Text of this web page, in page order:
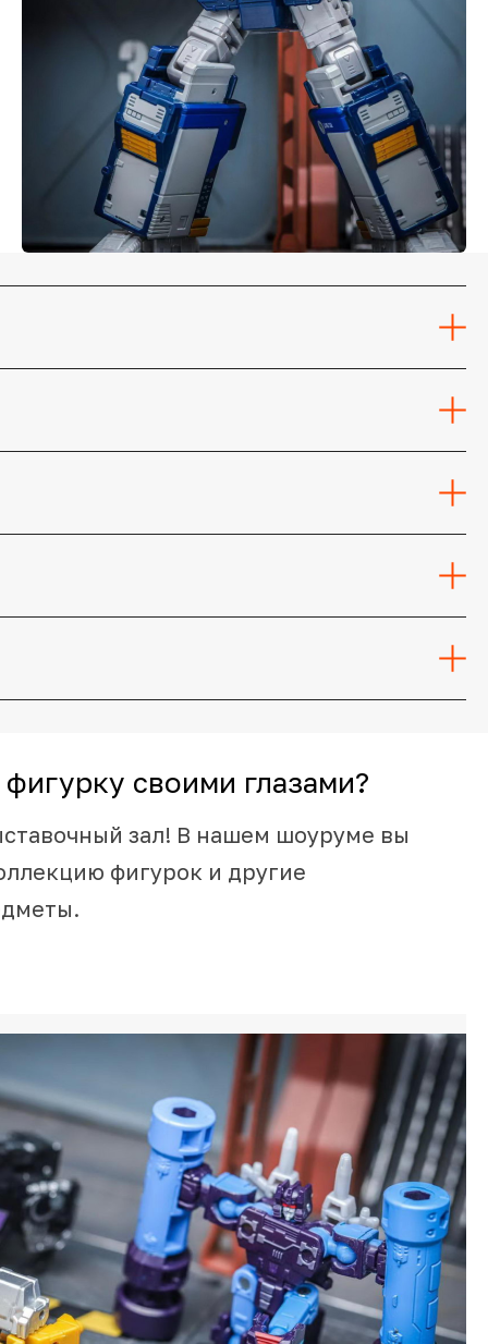
своими глазами?
зал! В нашем шоуруме вы
фигурок и другие